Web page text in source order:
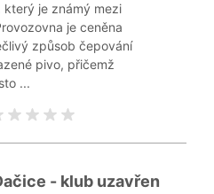
který je známý mezi
je ceněna
způsob čepování
pivo, přičemž
...
- klub uzavřen